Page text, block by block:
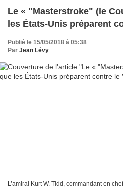
Le « "Masterstroke" (le
les États-Unis
Publié le 15/05/2018 à 05:38
Par Jean Lévy
L’amiral Kurt W. Tidd, commandant en